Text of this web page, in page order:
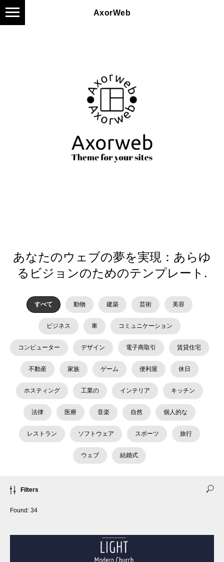
AxorWeb
あなたのウェブの夢を実現：あらゆ
るビジョンのためのテンプレート.
すべて 動物 建築 芸術 美容
ビジネス 車 コミュニケーション
コンピューター デザイン 電子商取引 賃貸住宅
不動産 家族 ゲーム 便利屋 休日
ホスティング 工業の インテリア キッチン
法律 医療 音楽 自然 個人的な
レストラン ソフトウェア スポーツ 旅行
ウェブ 結婚式
Filters
Found: 34